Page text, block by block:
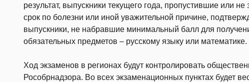
результат, выпускники текущего года, пропустившие или
срок по болезни или иной уважительной причине,
выпускники, не набравшие минимальный балл для
обязательных предметов – русскому языку или математике.
Ход экзаменов в регионах будут контролировать
Рособрнадзора. Во всех экзаменационных пунктах будет